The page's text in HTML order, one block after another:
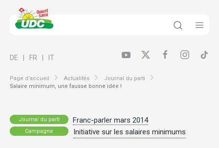
Page d’accueil Actualités
Journal du parti
Salaire minimum, une fausse bonne idée !
DE FR IT
Journal du parti Franc-parler mars 2014
Campagne Initiative sur les salaires minimums